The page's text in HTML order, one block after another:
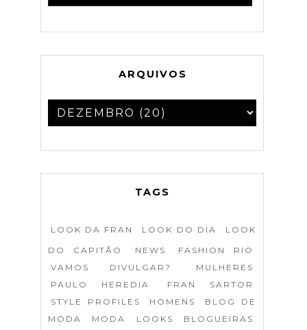
ARQUIVOS
TAGS
LOOK DA FRAN LOOK DO DIA
LOOK
DO CAPITÃO
NEWS
FASHION RIO
VAMOS DIVULGAR?
MULHERES
PAULO HEREDIA
FRAN SARTOR
STYLE PROFILES
HOMENS
BLOG DE
MODA
MODA LOOKS
BLOGUEIRAS